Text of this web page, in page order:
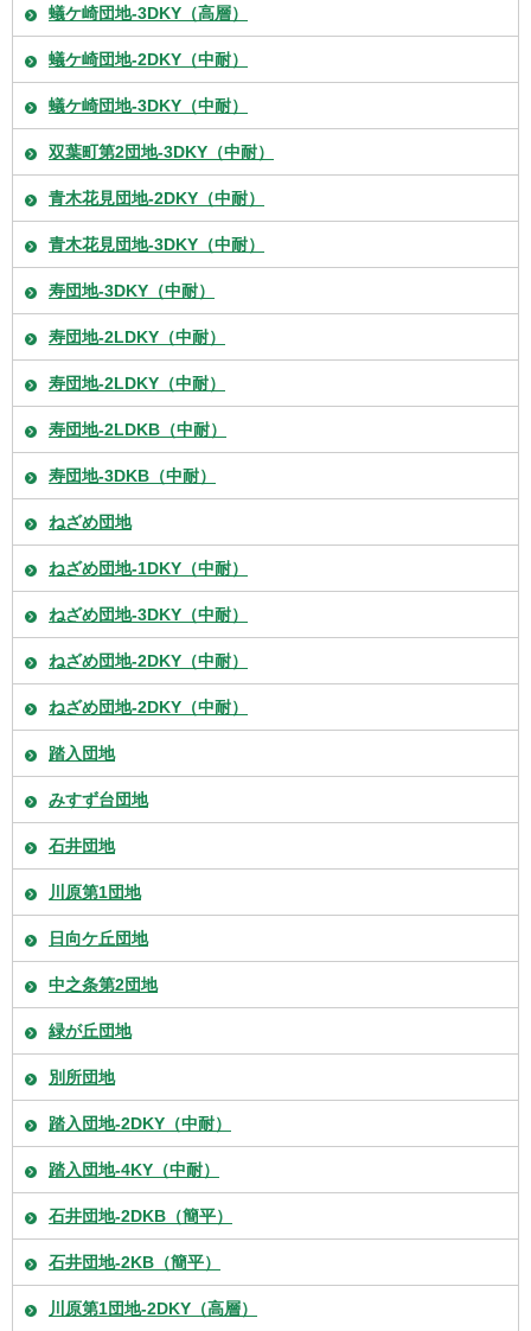
蟻ケ崎団地-3DKY（高層）
蟻ケ崎団地-2DKY（中耐）
蟻ケ崎団地-3DKY（中耐）
双葉町第2団地-3DKY（中耐）
青木花見団地-2DKY（中耐）
青木花見団地-3DKY（中耐）
寿団地-3DKY（中耐）
寿団地-2LDKY（中耐）
寿団地-2LDKY（中耐）
寿団地-2LDKB（中耐）
寿団地-3DKB（中耐）
ねざめ団地
ねざめ団地-1DKY（中耐）
ねざめ団地-3DKY（中耐）
ねざめ団地-2DKY（中耐）
ねざめ団地-2DKY（中耐）
踏入団地
みすず台団地
石井団地
川原第1団地
日向ケ丘団地
中之条第2団地
緑が丘団地
別所団地
踏入団地-2DKY（中耐）
踏入団地-4KY（中耐）
石井団地-2DKB（簡平）
石井団地-2KB（簡平）
川原第1団地-2DKY（高層）